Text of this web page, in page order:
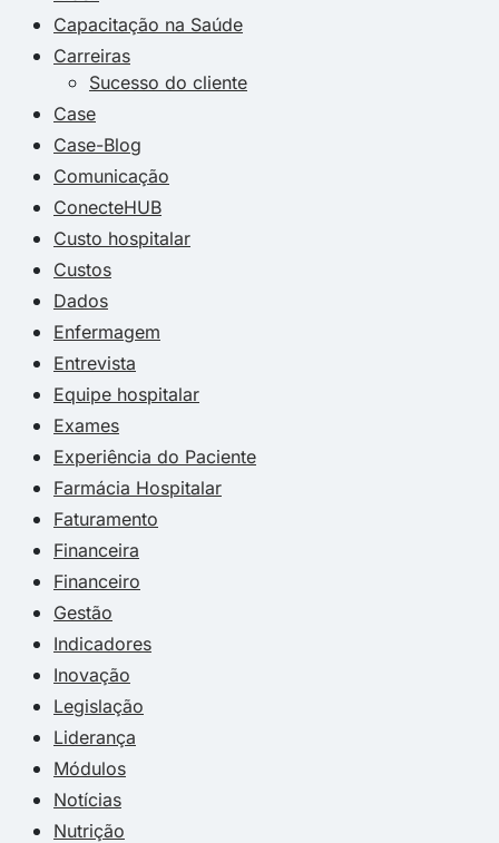
Capacitação na Saúde
Carreiras
Sucesso do cliente
Case
Case-Blog
Comunicação
ConecteHUB
Custo hospitalar
Custos
Dados
Enfermagem
Entrevista
Equipe hospitalar
Exames
Experiência do Paciente
Farmácia Hospitalar
Faturamento
Financeira
Financeiro
Gestão
Indicadores
Inovação
Legislação
Liderança
Módulos
Notícias
Nutrição